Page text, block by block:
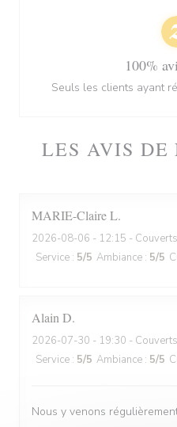
LES AVIS DE
MARIE-ClaireL
2026-08-06 - 12:15 -
Service : 5/5 Ambiance : 5/5
Alain D
2026-07-30 - 19:30 -
Service : 5/5 Ambiance : 5/5
Nous y venons
100%
Seuls les clients ayant